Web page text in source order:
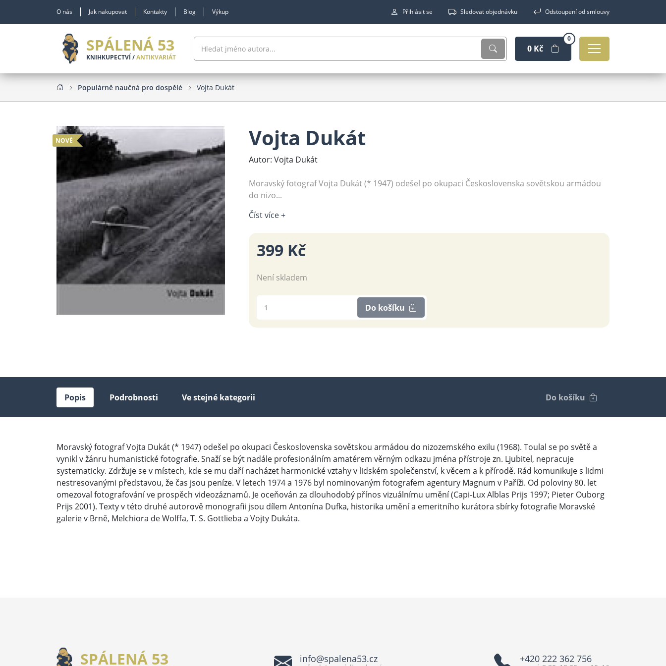
O nás Jak nakupovat Kontakty Blog Výkup Přihlásit se Sledovat objednávku Odstoupení od smlouvy
SPÁLENÁ 53
KNIHKUPECTVÍ /ANTIKVARIÁT
0 Kč
0
Populárně naučná pro dospělé Vojta Dukát
NOVÉ Vojta Dukát
Autor: Vojta Dukát
Moravský fotograf Vojta Dukát (* 1947) odešel po okupaci Československa sovětskou armádou
do nizo...
Číst více +
399 Kč
Není skladem
Do košíku
Popis Podrobnosti Ve stejné kategorii Do košíku
Moravský fotograf Vojta Dukát (* 1947) odešel po okupaci Československa sovětskou armádou do nizozemského exilu (1968). Toulal se po světě a
vynikl v žánru humanistické fotografie. Snaží se být nadále profesionálním amatérem věrným odkazu jména přístroje zn. Ljubitel, nepracuje
systematicky. Zdržuje se v místech, kde se mu daří nacházet harmonické vztahy v lidském společenství, k věcem a k přírodě. Rád komunikuje s lidmi
nestresovanými představou, že čas jsou peníze. V letech 1974 a 1976 byl nominovaným fotografem agentury Magnum v Paříži. Od poloviny 80. let
omezoval fotografování ve prospěch videozáznamů. Je oceňován za dlouhodobý přínos vizuálnímu umění (Capi-Lux Alblas Prijs 1997; Pieter Ouborg
Prijs 2001). Texty v této druhé autorově monografii jsou dílem Antonína Dufka, historika umění a emeritního kurátora sbírky fotografie Moravské
galerie v Brně, Melchiora de Wolffa, T. S. Gottlieba a Vojty Dukáta.
SPÁLENÁ 53 info@spalena53.cz +420 222 362 756